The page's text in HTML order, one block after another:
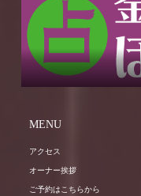
MENU
アクセス
オーナー挨拶
ご予約はこちらから